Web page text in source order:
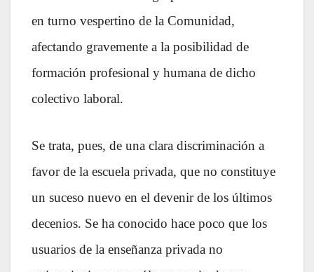
en turno vespertino de la Comunidad,
afectando gravemente a la posibilidad de
formación profesional y humana de dicho
colectivo laboral.
Se trata, pues, de una clara discriminación a
favor de la escuela privada, que no constituye
un suceso nuevo en el devenir de los últimos
decenios. Se ha conocido hace poco que los
usuarios de la enseñanza privada no